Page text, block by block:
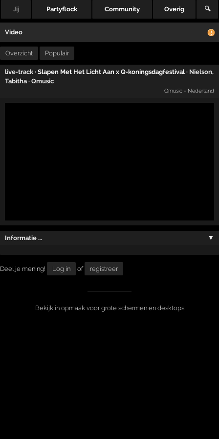
Jij Partyflock Community Overig 🔍
Video
Overzicht Populair
live-track · Slapen Met Het Licht Aan x Q-koningsdagfestival · Nielson,
Tabitha ·Qmusic
Qmusic - Nederland
Informatie … ▼
Deel je mening! Log in of registreer
Bekijk in opmaak voor grote schermen en desktops